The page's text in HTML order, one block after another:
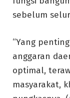
sebelum
“Yang
anggaran
optimal,
masyarakat,